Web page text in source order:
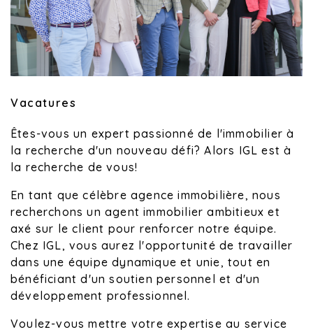
Vacatures
Êtes-vous un expert passionné de l'immobilier à
la recherche d'un nouveau défi? Alors IGL est à
la recherche de vous!
En tant que célèbre agence immobilière, nous
recherchons un agent immobilier ambitieux et
axé sur le client pour renforcer notre équipe.
Chez IGL, vous aurez l'opportunité de travailler
dans une équipe dynamique et unie, tout en
bénéficiant d'un soutien personnel et d'un
développement professionnel.
Voulez-vous mettre votre expertise au service